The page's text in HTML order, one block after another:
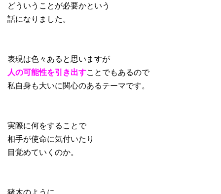
どういうことが必要かという
話になりました。
表現は色々あると思いますが
人の可能性を引き出すことでもあるので
私自身も大いに関心のあるテーマです。
実際に何をすることで
相手が使命に気付いたり
目覚めていくのか。